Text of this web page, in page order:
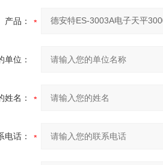
产品：
单位：
姓名：
电话：